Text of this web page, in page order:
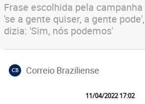
Frase escolhida pela
'se a gente quiser, a gente
dizia: 'Sim, nós podemos'
CB Correio Braziliense
11/04/2022 17:02